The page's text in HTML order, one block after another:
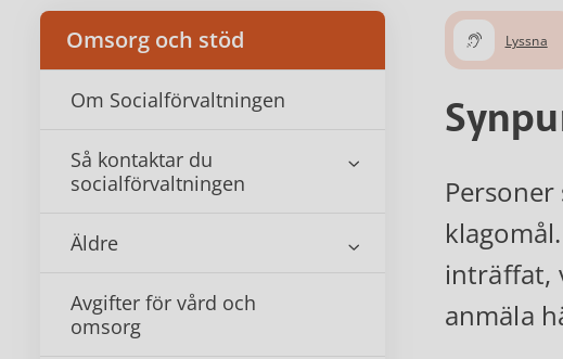
Omsorg och stöd
Om Socialförvaltningen
Så kontaktar du
socialförvaltningen
Äldre
Avgifter för vård och
omsorg
Lyssna
inträffat,
anmäla